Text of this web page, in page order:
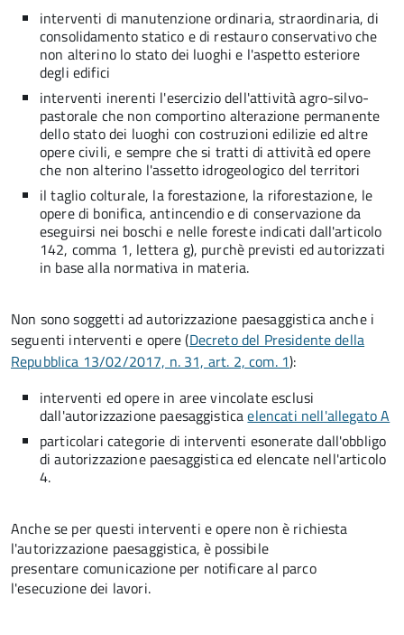
interventi di manutenzione ordinaria, straordinaria, di
consolidamento statico e di restauro conservativo che
non alterino lo stato dei luoghi e l'aspetto esteriore
degli edifici
interventi inerenti l'esercizio dell'attività agro-silvo-
pastorale che non comportino alterazione permanente
dello stato dei luoghi con costruzioni edilizie ed altre
opere civili, e sempre che si tratti di attività ed opere
che non alterino l'assetto idrogeologico del territori
il taglio colturale, la forestazione, la riforestazione, le
opere di bonifica, antincendio e di conservazione da
eseguirsi nei boschi e nelle foreste indicati dall'articolo
142, comma 1, lettera g), purchè previsti ed autorizzati
in base alla normativa in materia.
Non sono soggetti ad autorizzazione paesaggistica anche i
seguenti interventi e opere (Decreto del Presidente della
Repubblica 13/02/2017, n. 31, art. 2, com. 1):
interventi ed opere in aree vincolate esclusi
dall'autorizzazione paesaggisticaelencati nell'allegato A
particolari categorie di interventi esonerate dall'obbligo
di autorizzazione paesaggistica ed elencate nell'articolo
4.
Anche se per questi interventi e opere non è richiesta
l'autorizzazione paesaggistica, è possibile
presentare comunicazione per notificare al parco
l'esecuzione dei lavori.